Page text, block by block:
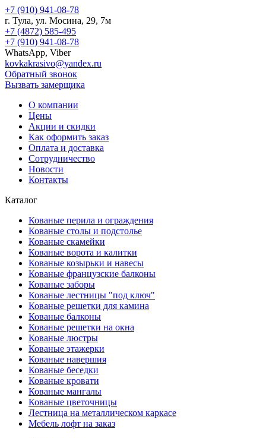
+7 (910) 941-08-78
г. Тула, ул. Мосина, 29, 7м
+7 (4872) 585-495
+7 (910) 941-08-78
WhatsApp, Viber
kovkakrasivo@yandex.ru
Обратный звонок
Вызвать замерщика
О компании
Цены
Акции и скидки
Как оформить заказ
Оплата и доставка
Сотрудничество
Новости
Контакты
Каталог
Кованые перила и ограждения
Кованые столы и подстолье
Кованые скамейки
Кованые ворота и калитки
Кованые козырьки и навесы
Кованые французские балконы
Кованые заборы
Кованые лестницы "под ключ"
Кованые решетки для камина
Кованые балконы
Кованые решетки на окна
Кованые люстры
Кованые этажерки
Кованые навершия
Кованые беседки
Кованые кровати
Кованые мангалы
Кованые цветочницы
Лестница на металлическом каркасе
Мебель лофт на заказ